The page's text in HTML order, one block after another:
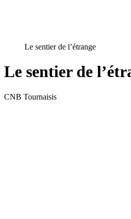
Le sentier de l’étrange
Le sentier de
CNB Tournaisis